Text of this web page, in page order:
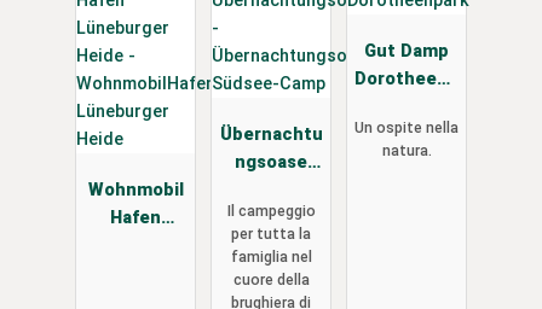
Wohnmobil
Hafen
Übernachtu
ngsoase
Camp
Il campeggio
per tutta la
famiglia nel
cuore della
brughiera di
Gut Damp
Dorotheenp
Un ospite nella
natura.